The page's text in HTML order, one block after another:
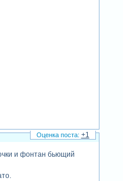
и фонтан бьющий
+1